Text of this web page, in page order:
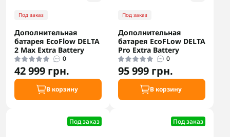
Под заказ
Дополнительная
батарея EcoFlow DELTA
2 Max Extra Battery
0
42 999 грн.
В корзину
Под заказ
Дополнительная
батарея EcoFLow DELTA
Pro Extra Battery
0
95 999 грн.
В корзину
Под заказ Под заказ